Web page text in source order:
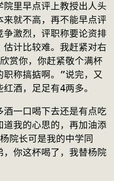
里早点评上教授出人头
就不高，再不能早点评
争激烈，评职称要论资排
计比较难。我赶紧对右
赏你，你赶紧敬个满杯
称搞掂啊。”说完，又
酒，足足有4两多。
一口喝下去还是有点吃
我的心思的，再加油添
院长可是我的中学同
你这杯喝了，我替杨院